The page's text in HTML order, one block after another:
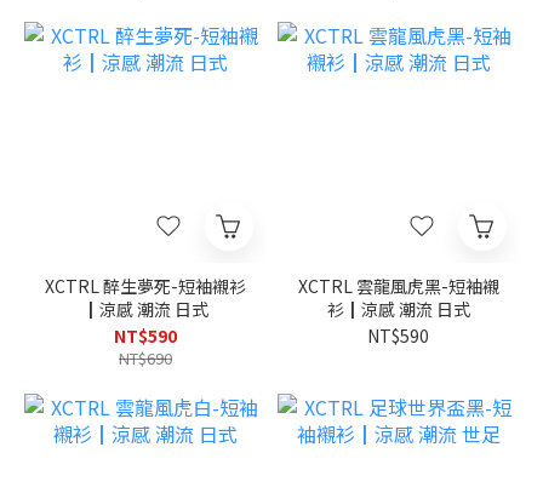
XCTRL 醉生夢死-短袖襯衫
┃涼感 潮流 日式
NT$590
NT$690
XCTRL 雲龍風虎黑-短袖襯
衫┃涼感 潮流 日式
NT$590